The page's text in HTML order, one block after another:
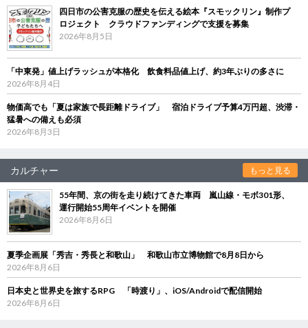
四日市の公害克服の歴史を伝える絵本『スモックリン』制作プ
ロジェクト クラウドファンディングで支援を募集
2026年8月5日
「中東発」値上げラッシュが本格化 飲食料品値上げ、約3年ぶりの多さに
2026年8月4日
物価高でも「夏は家族で長距離ドライブ」 宿泊ドライブ予算4万円超、渋滞・
猛暑への備えも必須
2026年8月3日
カルチャー もっと見る
55年間、京の街を走り続けてきた車両 嵐山線・モボ301形、
運行開始55周年イベントを開催
2026年8月6日
夏季企画展「秀吉・秀長と和歌山」 和歌山市立博物館で8月8日から
2026年8月6日
日本史と世界史を旅するRPG 「時渡り」、iOS/Androidで配信開始
2026年8月6日